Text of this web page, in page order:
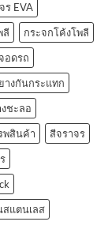
ร EVA
ลี
กระจกโค้งโพลี
อดรถ
ยางกันกระแทก
งชะลอ
พสินค้า
สีจราจร
สแตนเลส